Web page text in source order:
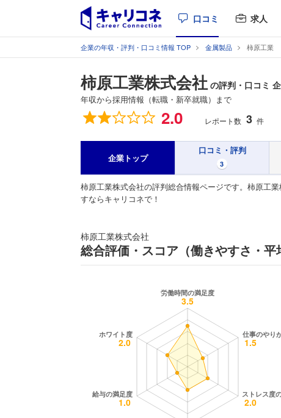
口コミ 求人
企業の年収・評判・口コミ情報 TOP 金属製品 柿原工業
柿原工業株式会社 の評判・口コミ
年収から採用情報（転職・新卒就職）まで
総合評価 2.0 レポート数 3 件
企業トップ
口コミ・評判
3
柿原工業株式会社の評判総合情報ページです。柿原工
すならキャリコネで！
柿原工業株式会社
総合評価・スコア（働きやすさ・平